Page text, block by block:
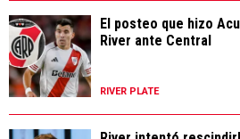
El posteo que hizo
River ante Central
RIVER PLATE